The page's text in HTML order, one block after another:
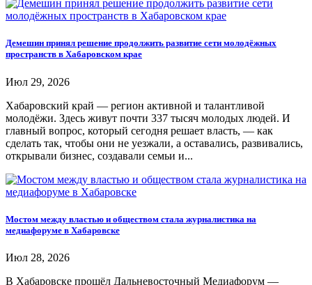
Демешин принял решение продолжить развитие сети молодёжных
пространств в Хабаровском крае
Июл 29, 2026
Хабаровский край — регион активной и талантливой
молодёжи. Здесь живут почти 337 тысяч молодых людей. И
главный вопрос, который сегодня решает власть, — как
сделать так, чтобы они не уезжали, а оставались, развивались,
открывали бизнес, создавали семьи и...
Мостом между властью и обществом стала журналистика на
медиафоруме в Хабаровске
Июл 28, 2026
В Хабаровске прошёл Дальневосточный Медиафорум —